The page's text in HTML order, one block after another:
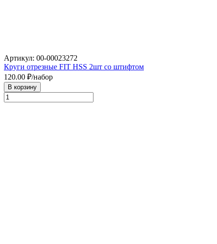
Артикул: 00-00023272
Круги отрезные FIT HSS 2шт со штифтом
120.00 ₽/набор
В корзину